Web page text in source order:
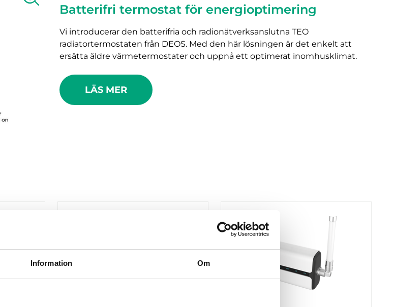
Information Om
Batterifri termostat för energioptimering
Vi introducerar den batterifria och radionätverksanslutna TEO
radiatortermostaten från DEOS. Med den här lösningen är det enkelt att
ersätta äldre värmetermostater och uppnå ett optimerat inomhusklimat.
LÄS MER